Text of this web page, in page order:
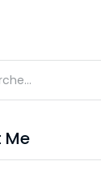
Me